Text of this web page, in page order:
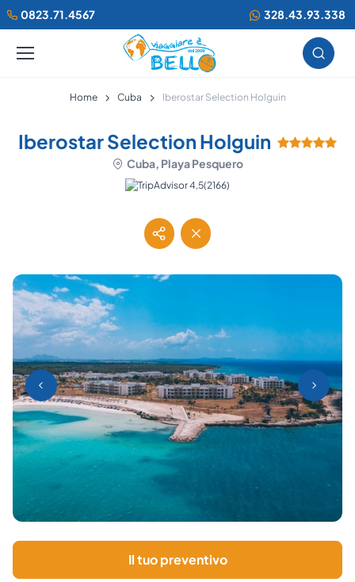
0823.71.4567 328.43.93.338
Home Cuba Iberostar Selection Holguin
Iberostar Selection Holguin
Cuba, Playa Pesquero
(2166)
Il tuo preventivo